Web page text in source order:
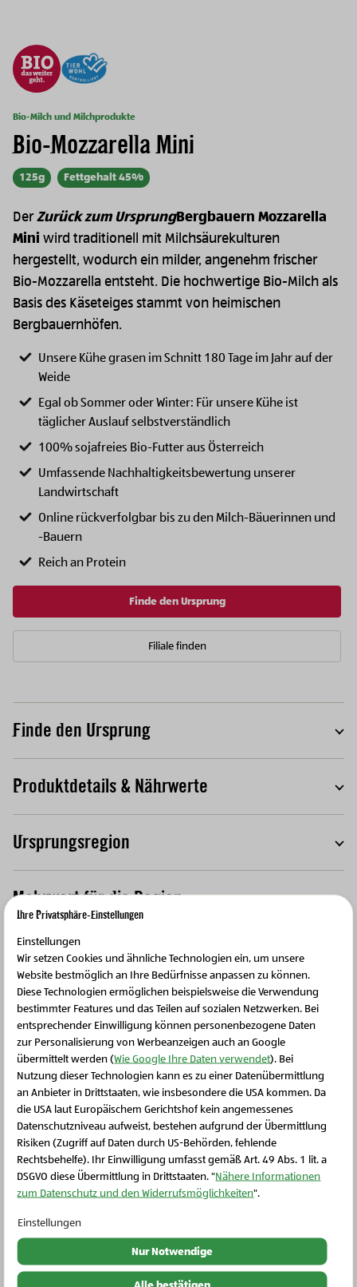
Bio-Milch und Milchprodukte
Bio-Mozzarella Mini
125g Fettgehalt 45%
DerZurück zum UrsprungBergbauern Mozzarella
Mini wird traditionell mit Milchsäurekulturen
hergestellt, wodurch ein milder, angenehm frischer
Bio-Mozzarella entsteht. Die hochwertige Bio-Milch als
Basis des Käseteiges stammt von heimischen
Bergbauernhöfen.
Unsere Kühe grasen im Schnitt 180 Tage im Jahr auf der
Weide
Egal ob Sommer oder Winter: Für unsere Kühe ist
täglicher Auslauf selbstverständlich
100% sojafreies Bio-Futter aus Österreich
Umfassende Nachhaltigkeitsbewertung unserer
Landwirtschaft
Online rückverfolgbar bis zu den Milch-Bäuerinnen und
-Bauern
Reich an Protein
Finde den Ursprung
Filiale finden
Finde den Ursprung
Produktdetails & Nährwerte
Ursprungsregion
Mehrwert für die Region
Kreislauf des Lebens
Weitere Produkte
Schließen Sie dieses Feld
Ihre Privatsphäre-Einstellungen
Einstellungen
Wir setzen Cookies und ähnliche Technologien ein, um unsere
Website bestmöglich an Ihre Bedürfnisse anpassen zu können.
Diese Technologien ermöglichen beispielsweise die Verwendung
bestimmter Features und das Teilen auf sozialen Netzwerken. Bei
entsprechender Einwilligung können personenbezogene Daten
zur Personalisierung von Werbeanzeigen auch an Google
übermittelt werden (Wie Google Ihre Daten verwendet). Bei
Nutzung dieser Technologien kann es zu einer Datenübermittlung
an Anbieter in Drittstaaten, wie insbesondere die USA kommen. Da
die USA laut Europäischem Gerichtshof kein angemessenes
Datenschutzniveau aufweist, bestehen aufgrund der Übermittlung
Risiken (Zugriff auf Daten durch US-Behörden, fehlende
Rechtsbehelfe). Ihr Einwilligung umfasst gemäß Art. 49 Abs. 1 lit. a
DSGVO diese Übermittlung in Drittstaaten. "Nähere Informationen
zum Datenschutz und den Widerrufsmöglichkeiten".
Einstellungen
Nur Notwendige
Alle bestätigen